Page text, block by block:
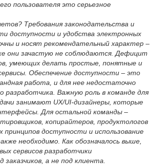
пользователя это серьезное
Требования законодательства и
доступности и удобства электронных
и носят рекомендательный характер –
они зачастую не соблюдаются. Дефицит
умеющих делать простые, понятные и
Обеспечение доступности – это
работа, и для нее недостаточно
разработчика. Важную роль в команде для
занимают UX/UI-дизайнеры, которые
Для остальной команды –
копирайтеров, продуктологов
принципов доступности и использование
необходимо. Как обозначалось выше,
сервисов разработчики
а не под клиента.